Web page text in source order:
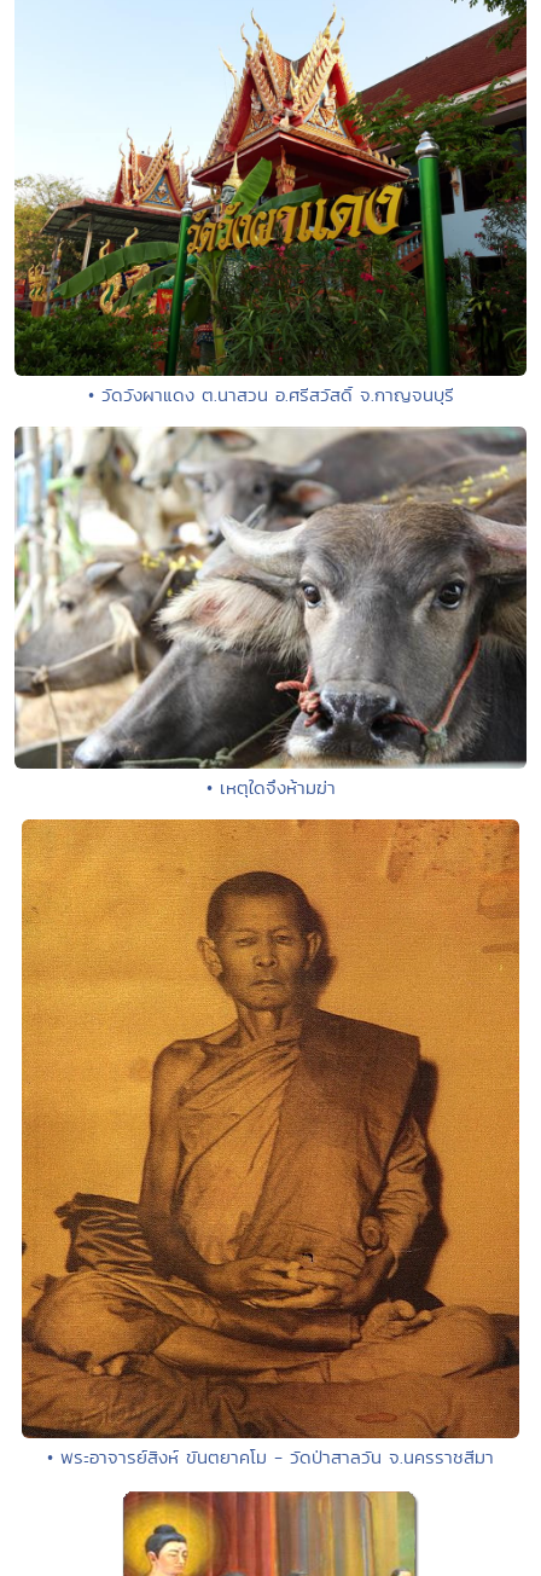
• วัดวังผาแดง ต.นาสวน อ.ศรีสวัสดิ์ จ.กาญจนบุรี
• เหตุใดจึงห้ามฆ่า
• พระอาจารย์สิงห์ ขันตยาคโม - วัดป่าสาลวัน จ.นครราชสีมา